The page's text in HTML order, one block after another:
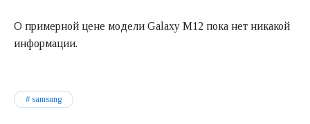
О примерной цене модели Galaxy M12 пока нет никакой
информации.
samsung